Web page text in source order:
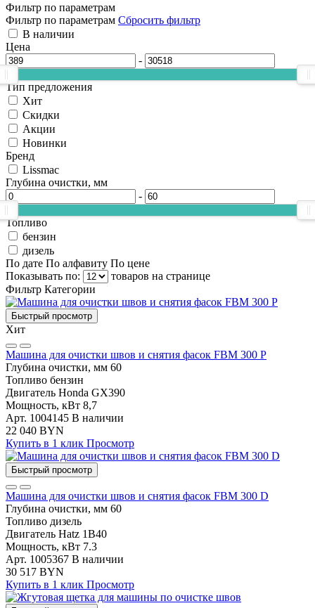
Фильтр по параметрам
Фильтр по параметрам Сбросить фильтр
В наличии
Цена
-
Тип предложения
Хит
Скидки
Акции
Новинки
Бренд
Lissmac
Глубина очистки, мм
-
Топливо
бензин
дизель
По дате По алфавиту По цене
Показывать по:
товаров на странице
Фильтр Категории
Быстрый просмотр
Хит
Машина для очистки швов и снятия фасок FBM 300 P
Глубина очистки, мм 60
Топливо бензин
Двигатель Honda GX390
Мощность, кВт 8,7
Арт. 1004145 В наличии
22 040 BYN
Купить в 1 клик Просмотр
Быстрый просмотр
Машина для очистки швов и снятия фасок FBM 300 D
Глубина очистки, мм 60
Топливо дизель
Двигатель Hatz 1B40
Мощность, кВт 7.3
Арт. 1005367 В наличии
30 517 BYN
Купить в 1 клик Просмотр